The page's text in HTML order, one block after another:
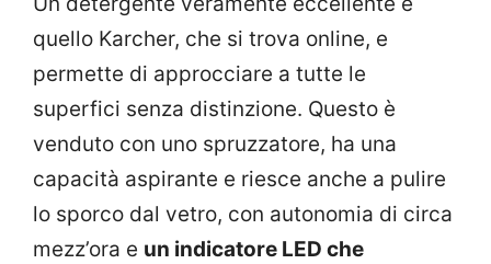
quello Karcher, che si trova online, e
permette di approcciare a tutte le
superfici senza distinzione. Questo è
venduto con uno spruzzatore, ha una
capacità aspirante e riesce anche a pulire
lo sporco dal vetro, con autonomia di circa
mezz’ora e un indicatore LED che